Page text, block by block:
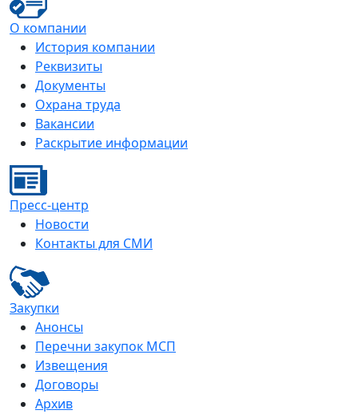
О компании
История компании
Реквизиты
Документы
Охрана труда
Вакансии
Раскрытие информации
Пресс-центр
Новости
Контакты для СМИ
Закупки
Анонсы
Перечни закупок МСП
Извещения
Договоры
Архив